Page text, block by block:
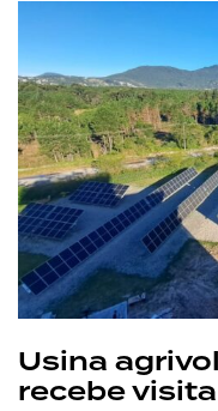
Usina
recebe